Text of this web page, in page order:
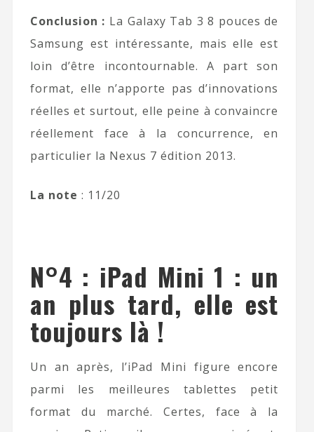
Conclusion : La Galaxy Tab 3 8 pouces de
Samsung est intéressante, mais elle est
loin d’être incontournable. A part son
format, elle n’apporte pas d’innovations
réelles et surtout, elle peine à convaincre
réellement face à la concurrence, en
particulier la Nexus 7 édition 2013.
La note : 11/20
N°4 : iPad Mini 1 : un
an plus tard, elle est
toujours là !
Un an après, l’iPad Mini figure encore
parmi les meilleures tablettes petit
format du marché. Certes, face à la